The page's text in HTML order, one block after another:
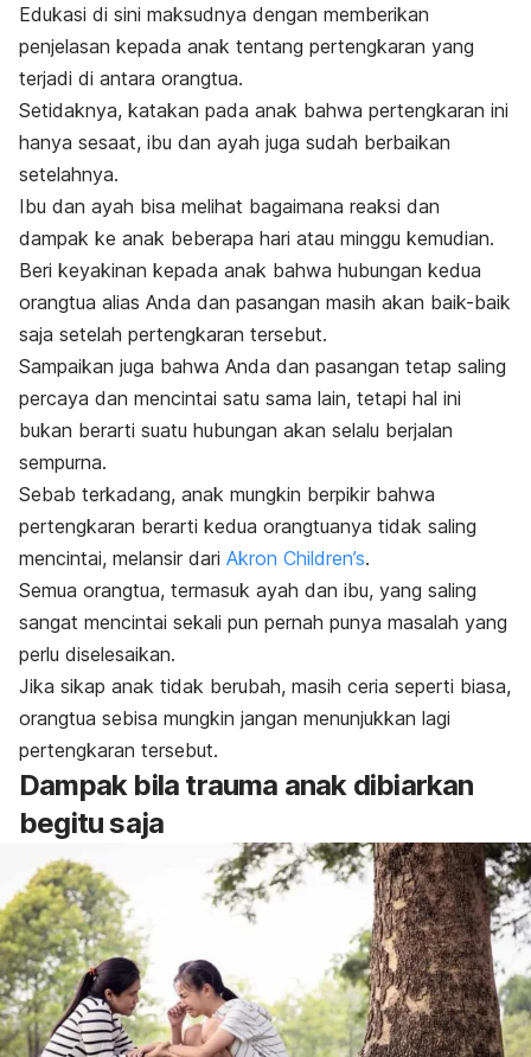
Edukasi di sini maksudnya dengan memberikan
penjelasan kepada anak tentang pertengkaran yang
terjadi di antara orangtua.
Setidaknya, katakan pada anak bahwa pertengkaran ini
hanya sesaat, ibu dan ayah juga sudah berbaikan
setelahnya.
Ibu dan ayah bisa melihat bagaimana reaksi dan
dampak ke anak beberapa hari atau minggu kemudian.
Beri keyakinan kepada anak bahwa hubungan kedua
orangtua alias Anda dan pasangan masih akan baik-baik
saja setelah pertengkaran tersebut.
Sampaikan juga bahwa Anda dan pasangan tetap saling
percaya dan mencintai satu sama lain, tetapi hal ini
bukan berarti suatu hubungan akan selalu berjalan
sempurna.
Sebab terkadang, anak mungkin berpikir bahwa
pertengkaran berarti kedua orangtuanya tidak saling
mencintai, melansir dari Akron Children’s.
Semua orangtua, termasuk ayah dan ibu, yang saling
sangat mencintai sekali pun pernah punya masalah yang
perlu diselesaikan.
Jika sikap anak tidak berubah, masih ceria seperti biasa,
orangtua sebisa mungkin jangan menunjukkan lagi
pertengkaran tersebut.
Dampak bila trauma anak dibiarkan
begitu saja